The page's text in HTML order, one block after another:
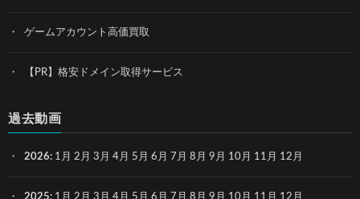
ゲームアカウント高価買取
【PR】格安ドメイン取得サービス
過去動画
2026: 1月 2月 3月 4月 5月 6月 7月 8月 9月 10月 11月 12月